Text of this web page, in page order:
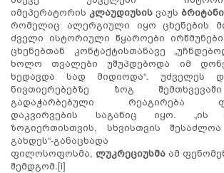
იმეპერატორის კლაუდიუსის ვაჟს
რომელიც ალერგიული იყო ცხენების
ძველი ისტორიული წყაროები
ცხენებთან კონტაქტისთანავე
ხოლო თვალები უშუპდებოდა იმ
ხედავდა სად მიდიოდა“. უძველეს
ნივთიერებებზე ზოგ
გადაჭარბებული რეაგირება
დაკვირვების საგანიც იყო. „ის
ზოგიერთისთვის, სხვისთვის
გახდეს“-განაცხადა
ფილოსოფოსმა, ლუკრეციუსმა ამ
შემდგომ.[i]